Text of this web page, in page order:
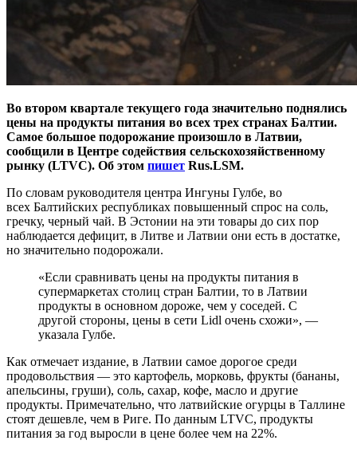
Во втором квартале текущего года значительно поднялись
цены на продукты питания во всех трех странах Балтии.
Самое большое подорожание произошло в Латвии,
сообщили в Центре содействия сельскохозяйственному
рынку (LTVC). Об этом пишет Rus.LSM.
По словам руководителя центра Ингуны Гулбе, во
всех Балтийских республиках повышенный спрос на соль,
гречку, черный чай. В Эстонии на эти товары до сих пор
наблюдается дефицит, в Литве и Латвии они есть в достатке,
но значительно подорожали.
«Если сравнивать цены на продукты питания в
супермаркетах столиц стран Балтии, то в Латвии
продукты в основном дороже, чем у соседей. С
другой стороны, цены в сети Lidl очень схожи», —
указала Гулбе.
Как отмечает издание, в Латвии самое дорогое среди
продовольствия — это картофель, морковь, фрукты (бананы,
апельсины, груши), соль, сахар, кофе, масло и другие
продукты. Примечательно, что латвийские огурцы в Таллине
стоят дешевле, чем в Риге. По данным LTVC, продукты
питания за год выросли в цене более чем на 22%.